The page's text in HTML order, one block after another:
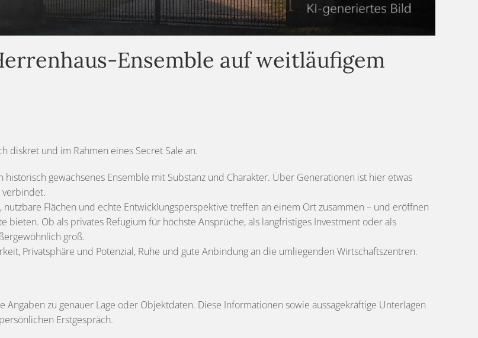
Ensemble auf weitläufigem
diskret und im Rahmen eines Secret Sale an.
gewachsenes Ensemble mit Substanz und Charakter. Über Generationen ist hier etwas
verbindet.
Flächen und echte Entwicklungsperspektive treffen an einem Ort zusammen – und eröffnen
Ob als privates Refugium für höchste Ansprüche, als langfristiges Investment oder als
groß.
Privatsphäre und Potenzial, Ruhe und gute Anbindung an die umliegenden Wirtschaftszentren.
zu genauer Lage oder Objektdaten. Diese Informationen sowie aussagekräftige Unterlagen
Erstgespräch.